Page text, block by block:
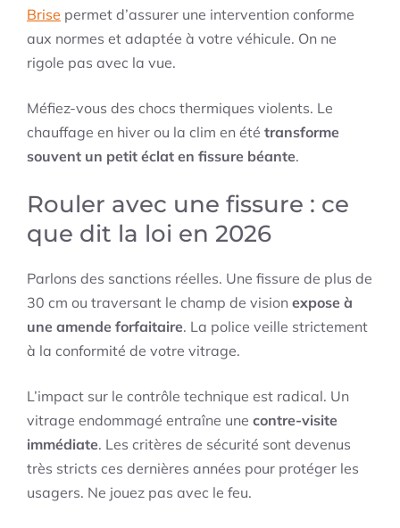
Brise permet d’assurer une intervention conforme
aux normes et adaptée à votre véhicule. On ne
rigole pas avec la vue.
Méfiez-vous des chocs thermiques violents. Le
chauffage en hiver ou la clim en été transforme
souvent un petit éclat en fissure béante.
Rouler avec une fissure : ce
que dit la loi en 2026
Parlons des sanctions réelles. Une fissure de plus de
30 cm ou traversant le champ de vision expose à
une amende forfaitaire. La police veille strictement
à la conformité de votre vitrage.
L’impact sur le contrôle technique est radical. Un
vitrage endommagé entraîne une contre-visite
immédiate. Les critères de sécurité sont devenus
très stricts ces dernières années pour protéger les
usagers. Ne jouez pas avec le feu.